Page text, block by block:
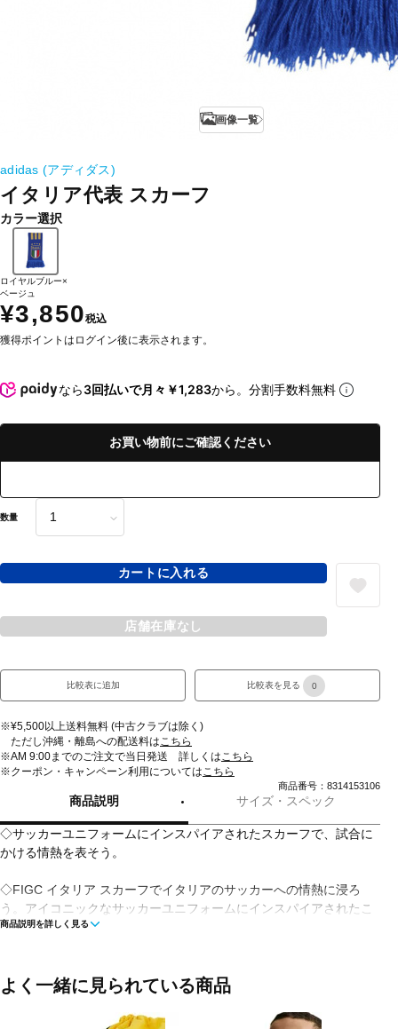
画像一覧
adidas (アディダス)
イタリア代表 スカーフ
カラー選択
ロイヤルブルー×
ベージュ
¥3,850税込
獲得ポイントはログイン後に表示されます。
なら3回払いで月々￥1,283から。分割手数料無料
お買い物前にご確認ください
数量
カートに入れる
店舗在庫なし
比較表に追加 比較表を見る 0
※¥5,500以上送料無料 (中古クラブは除く)
ただし沖縄・離島への配送料はこちら
※AM 9:00までのご注文で当日発送 詳しくはこちら
※クーポン・キャンペーン利用についてはこちら
商品番号：8314153106
商品説明 サイズ・スペック
◇サッカーユニフォームにインスパイアされたスカーフで、試合に
かける情熱を表そう。
◇FIGC イタリア スカーフでイタリアのサッカーへの情熱に浸ろ
う。アイコニックなサッカーユニフォームにインスパイアされたこ
のスカーフは、ゲームに真剣に向き合うファンやアスリートへのト
アードエンブレムが本物らしさを醸し出し、イタリアのサッカーの
とした一日を楽しむときも、スタイリッシュな気持ちで好きなスポ
商品説明を詳しく見る
よく一緒に見られている商品